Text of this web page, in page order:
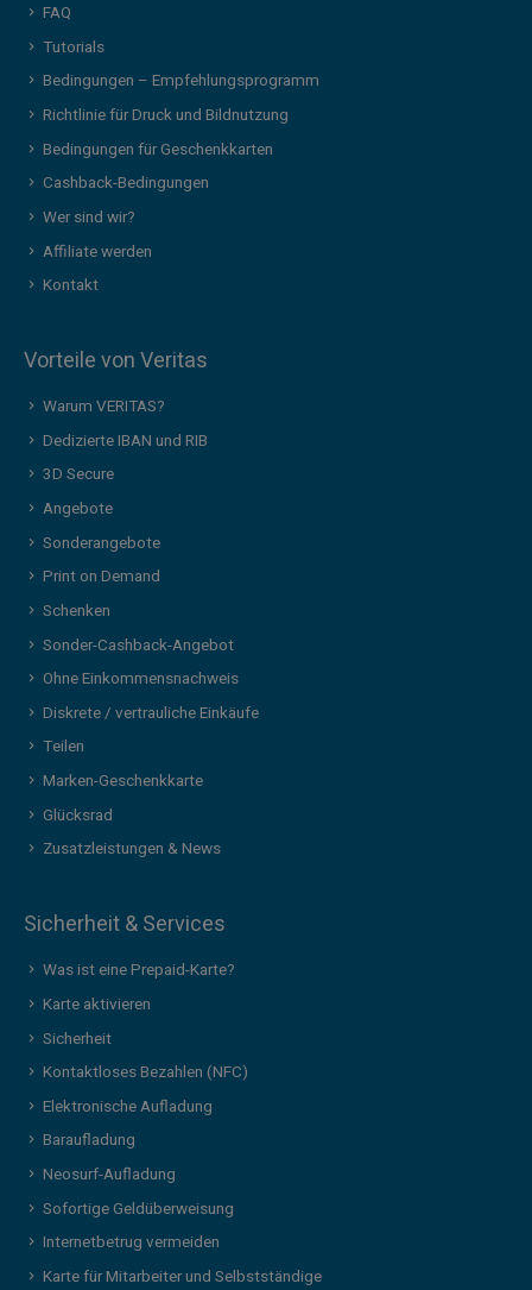
FAQ
Tutorials
Bedingungen – Empfehlungsprogramm
Richtlinie für Druck und Bildnutzung
Bedingungen für Geschenkkarten
Cashback-Bedingungen
Wer sind wir?
Affiliate werden
Kontakt
Vorteile von Veritas
Warum VERITAS?
Dedizierte IBAN und RIB
3D Secure
Angebote
Sonderangebote
Print on Demand
Schenken
Sonder-Cashback-Angebot
Ohne Einkommensnachweis
Diskrete / vertrauliche Einkäufe
Teilen
Marken-Geschenkkarte
Glücksrad
Zusatzleistungen & News
Sicherheit & Services
Was ist eine Prepaid-Karte?
Karte aktivieren
Sicherheit
Kontaktloses Bezahlen (NFC)
Elektronische Aufladung
Baraufladung
Neosurf-Aufladung
Sofortige Geldüberweisung
Internetbetrug vermeiden
Karte für Mitarbeiter und Selbstständige